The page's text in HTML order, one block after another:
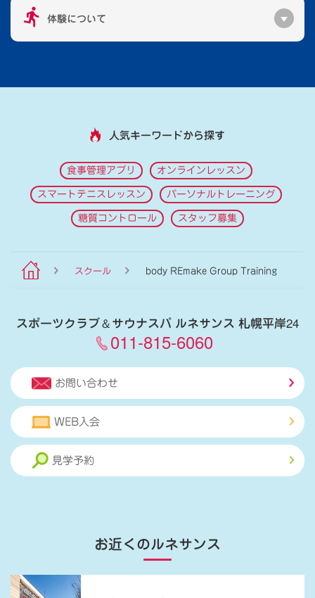
体験について
人気キーワードから探す
食事管理アプリ オンラインレッスン
スマートテニスレッスン パーソナルトレーニング
糖質コントロール スタッフ募集
スクール body REmake Group Training
スポーツクラブ＆サウナスパ ルネサンス 札幌平岸24
011-815-6060
お問い合わせ
WEB入会
見学予約
お近くのルネサンス